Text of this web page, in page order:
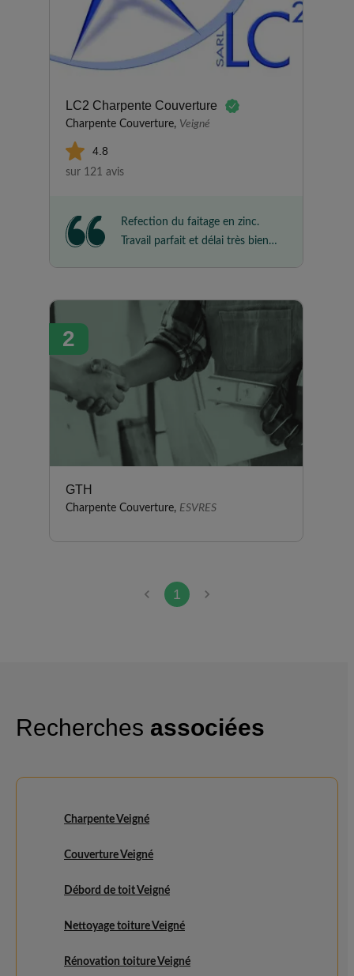
LC2 Charpente Couverture
Charpente Couverture, Veigné
4.8
sur 121 avis
Refection du faitage en zinc.
Travail parfait et délai très bien!
2
GTH
Charpente Couverture, ESVRES
1
Recherches associées
Charpente Veigné
Couverture Veigné
Débord de toit Veigné
Nettoyage toiture Veigné
Rénovation toiture Veigné